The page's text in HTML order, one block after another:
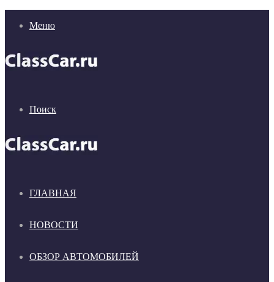
Меню
Поиск
ГЛАВНАЯ
НОВОСТИ
ОБЗОР АВТОМОБИЛЕЙ